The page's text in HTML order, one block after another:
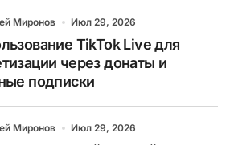
Миронов Июл 29, 2026
TikTok Live для
через донаты и
подписки
Миронов Июл 29, 2026